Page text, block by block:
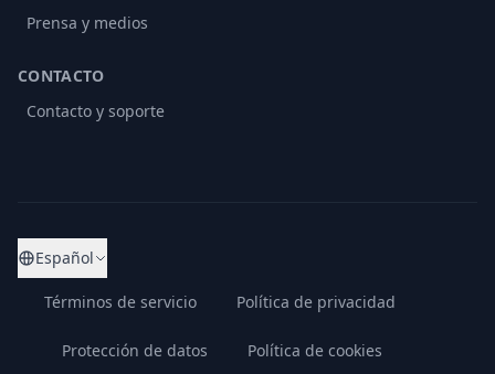
Prensa y medios
CONTACTO
Contacto y soporte
Español
Términos de servicio Política de privacidad
Protección de datos Política de cookies